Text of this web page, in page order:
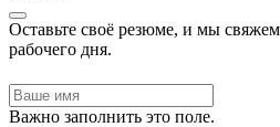
Оставьте своё резюме, и мы
рабочего дня.
Важно заполнить это поле.